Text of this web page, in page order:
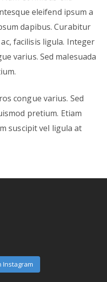
eleifend ipsum a
dapibus. Curabitur
facilisis ligula. Integer
varius. Sed malesuada
congue varius. Sed
pretium. Etiam
suscipit vel ligula at
Instagram